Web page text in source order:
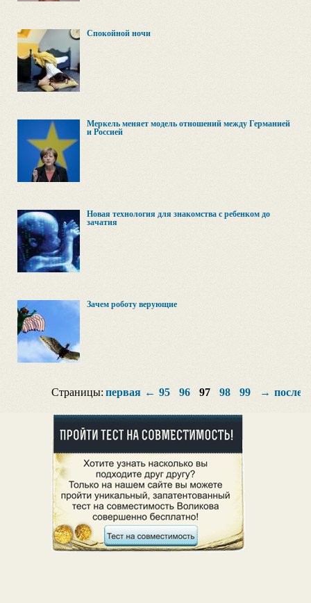
Спокойной ночи
Меркель меняет модель отношений между Германией
и Россией
Новая технология для знакомства с ребенком до
зачатия
Зачем роботу верующие
Страницы: первая ← 95 96 97 98 99 →